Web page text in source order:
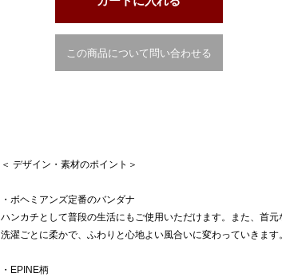
この商品について問い合わせる
＜ デザイン・素材のポイント＞
・ボヘミアンズ定番のバンダナ
ハンカチとして普段の生活にもご使用いただけます。また、首
洗濯ごとに柔かで、ふわりと心地よい風合いに変わっていきます。
・EPINE柄